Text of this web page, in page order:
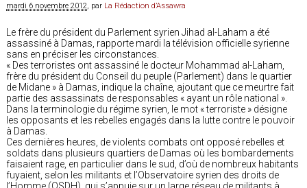
mardi 6 novembre 2012 , par La Rédaction d’Assawra
Le frère du président du Parlement syrien Jihad al-Laham a été
assassiné à Damas, rapporte mardi la télévision officielle syrienne
sans en préciser les circonstances.
« Des terroristes ont assassiné le docteur Mohammad al-Laham,
frère du président du Conseil du peuple (Parlement) dans le quartier
de Midane » à Damas, indique la chaîne, ajoutant que ce meurtre fait
partie des assassinats de responsables « ayant un rôle national ».
Dans la terminologie du régime syrien, le mot « terroriste » désigne
les opposants et les rebelles engagés dans la lutte contre le pouvoir
à Damas.
Ces dernières heures, de violents combats ont opposé rebelles et
soldats dans plusieurs quartiers de Damas où les bombardements
faisaient rage, en particulier dans le sud, d’où de nombreux habitants
fuyaient, selon les militants et l’Observatoire syrien des droits de
l’Homme (OSDH), qui s’appuie sur un large réseau de militants à